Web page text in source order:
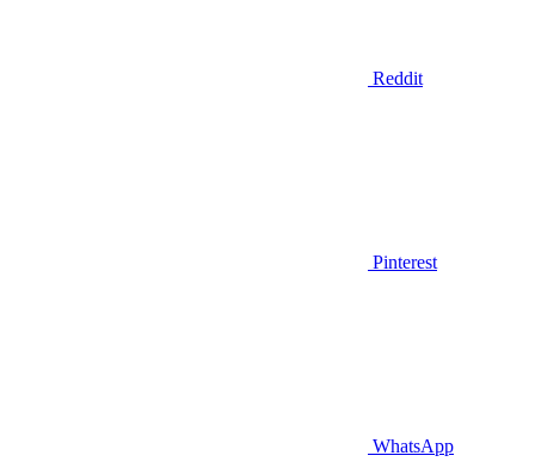
Reddit
Pinterest
WhatsApp